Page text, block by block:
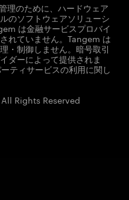
理のために、ハードウェア
のソフトウェアソリューシ
は金融サービスプロバイ
れていません。Tangem は
・制御しません。暗号取引
ダーによって提供されま
ティサービスの利用に関し